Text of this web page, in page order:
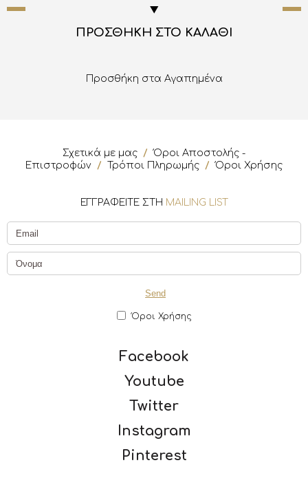
ΠΡΟΣΘΗΚΗ ΣΤΟ ΚΑΛΑΘΙ
Προσθήκη στα Αγαπημένα
Σχετικά με μας /Όροι Αποστολής -
Επιστροφών / Τρόποι Πληρωμής /Όροι Χρήσης
ΕΓΓΡΑΦΕΙΤΕ ΣΤΗ MAILING LIST
Όροι Χρήσης
Facebook
Youtube
Twitter
Instagram
Pinterest